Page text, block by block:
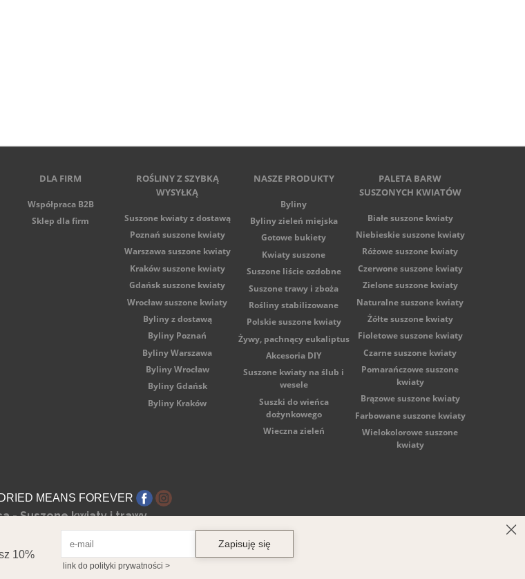
DLA FIRM
Współpraca B2B
Sklep dla firm
ROŚLINY Z SZYBKĄ
WYSYŁKĄ
Suszone kwiaty z dostawą
Poznań suszone kwiaty
Warszawa suszone kwiaty
Kraków suszone kwiaty
Gdańsk suszone kwiaty
Wrocław suszone kwiaty
Byliny z dostawą
Byliny Poznań
Byliny Warszawa
Byliny Wrocław
Byliny Gdańsk
Byliny Kraków
NASZE PRODUKTY
Byliny
Byliny zieleń miejska
Gotowe bukiety
Kwiaty suszone
Suszone liście ozdobne
Suszone trawy i zboża
Rośliny stabilizowane
Polskie suszone kwiaty
Żywy, pachnący eukaliptus
Akcesoria DIY
Suszone kwiaty na ślub i
wesele
Suszki do wieńca
dożynkowego
Wieczna zieleń
PALETA BARW
SUSZONYCH KWIATÓW
Białe suszone kwiaty
Niebieskie suszone kwiaty
Różowe suszone kwiaty
Czerwone suszone kwiaty
Zielone suszone kwiaty
Naturalne suszone kwiaty
Żółte suszone kwiaty
Fioletowe suszone kwiaty
Czarne suszone kwiaty
Pomarańczowe suszone
kwiaty
Brązowe suszone kwiaty
Farbowane suszone kwiaty
Wielokolorowe suszone
kwiaty
MEANS FOREVER
- Suszone kwiaty i trawy
REGON: 386817220 Nr rejestracyjny BDO: 000522059
2026 Secca. All Rights Reserved.